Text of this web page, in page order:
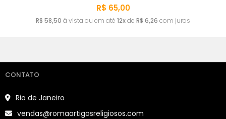
R$ 65,00
R$ 58,50 à vista ou em até 12xde R$ 6,26 com juros
CONTATO
Rio de Janeiro
vendas@romaartigosreligiosos.com